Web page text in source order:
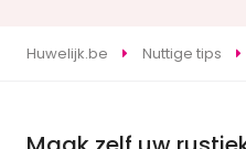
Huwelijk.be Nuttige tips